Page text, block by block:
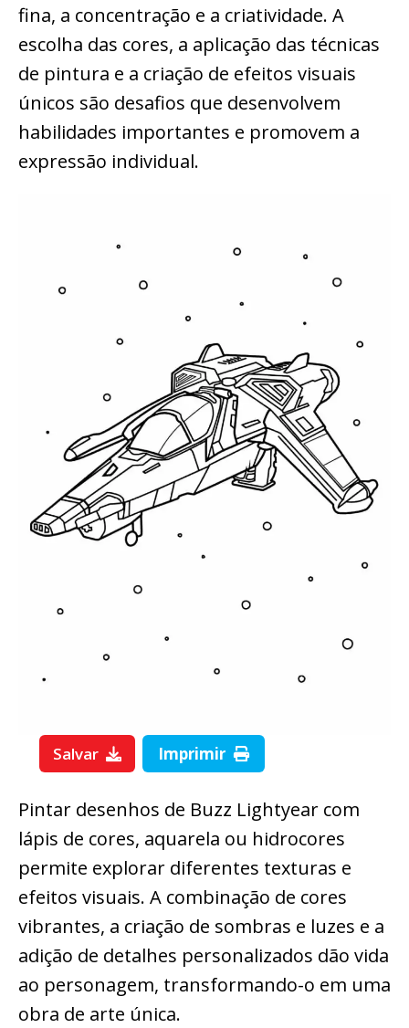
fina, a concentração e a criatividade. A
escolha das cores, a aplicação das técnicas
de pintura e a criação de efeitos visuais
únicos são desafios que desenvolvem
habilidades importantes e promovem a
expressão individual.
Salvar Imprimir
Pintar desenhos de Buzz Lightyear com
lápis de cores, aquarela ou hidrocores
permite explorar diferentes texturas e
efeitos visuais. A combinação de cores
vibrantes, a criação de sombras e luzes e a
adição de detalhes personalizados dão vida
ao personagem, transformando-o em uma
obra de arte única.